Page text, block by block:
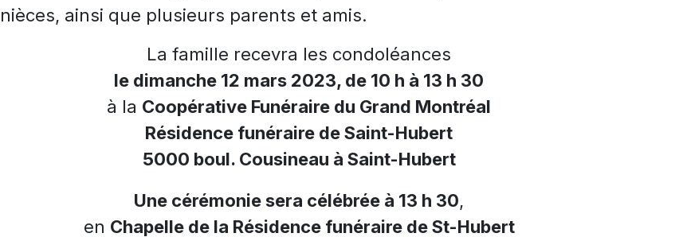
nièces, ainsi que plusieurs parents et amis.
La famille recevra les condoléances
le dimanche 12 mars 2023, de 10 h à 13 h 30
à la Coopérative Funéraire du Grand Montréal
Résidence funéraire de Saint-Hubert
5000 boul. Cousineau à Saint-Hubert
Une cérémonie sera célébrée à 13 h 30,
en Chapelle de la Résidence funéraire de St-Hubert